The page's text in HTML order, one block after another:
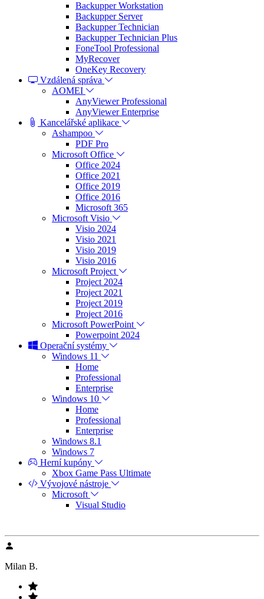
Backupper Workstation
Backupper Server
Backupper Technician
Backupper Technician Plus
FoneTool Professional
MyRecover
OneKey Recovery
Vzdálená správa
AOMEI
AnyViewer Professional
AnyViewer Enterprise
Kancelářské aplikace
Ashampoo
PDF Pro
Microsoft Office
Office 2024
Office 2021
Office 2019
Office 2016
Microsoft 365
Microsoft Visio
Visio 2024
Visio 2021
Visio 2019
Visio 2016
Microsoft Project
Project 2024
Project 2021
Project 2019
Project 2016
Microsoft PowerPoint
Powerpoint 2024
Operační systémy
Windows 11
Home
Professional
Enterprise
Windows 10
Home
Professional
Enterprise
Windows 8.1
Windows 7
Herní kupóny
Xbox Game Pass Ultimate
Vývojové nástroje
Microsoft
Visual Studio
Milan B.